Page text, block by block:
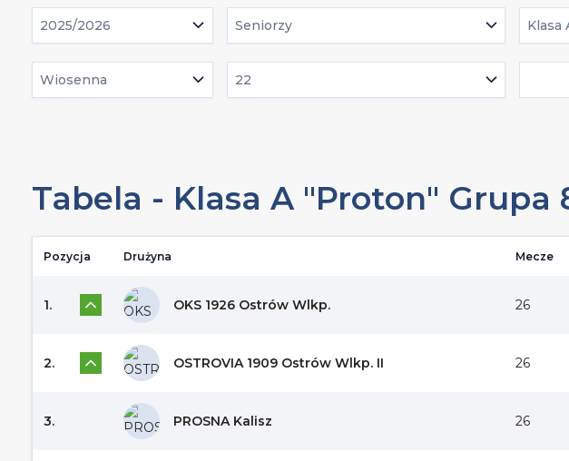
2025/2026 Seniorzy Klasa
Wiosenna 22
Tabela - Klasa A "Proton" Grupa
Pozycja Drużyna Mecze
1. OKS 1926 Ostrów Wlkp. 26
2. OSTROVIA 1909 Ostrów Wlkp. II 26
3. PROSNA Kalisz 26